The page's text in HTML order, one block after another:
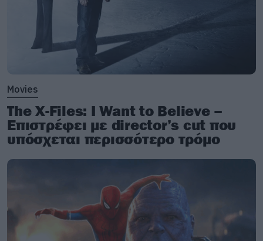
Movies
The X-Files: I Want to Believe –
Επιστρέφει με director’s cut που
υπόσχεται περισσότερο τρόμο